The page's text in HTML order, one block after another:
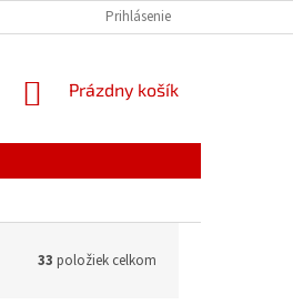
Prihlásenie
NÁKUPNÝ
Prázdny košík
33 položiek celkom